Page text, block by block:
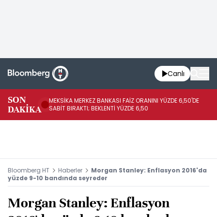
Canlı
SON
DAKİKA
MEKSİKA MERKEZ BANKASI FAİZ ORANINI YÜZDE 6,50'DE
SABİT BIRAKTI; BEKLENTİ YÜZDE 6,50
Bloomberg HT Haberler
Morgan Stanley: Enflasyon 2016'da
yüzde 9-10 bandında seyreder
Morgan Stanley: Enflasyon